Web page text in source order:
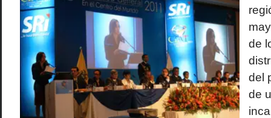
de
del
de